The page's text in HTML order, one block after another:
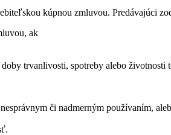
kúpnou zmluvou. Predávajúci
ak
trvanlivosti, spotreby alebo životnosti
či nadmerným používaním,